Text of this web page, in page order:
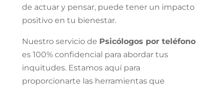
de actuar y pensar, puede tener un impacto
positivo en tu bienestar.
Nuestro servicio de Psicólogos por teléfono
es 100% confidencial para abordar tus
inquitudes. Estamos aquí para
proporcionarte las herramientas que